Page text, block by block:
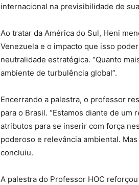
internacional na previsibilidade de
Ao tratar da América do Sul, Heni
Venezuela e o impacto que isso
neutralidade estratégica. “Quanto
ambiente de turbulência global”.
Encerrando a palestra, o professor
para o Brasil. “Estamos diante de um
atributos para se inserir com força
poderoso e relevância ambiental.
concluiu.
A palestra do Professor HOC